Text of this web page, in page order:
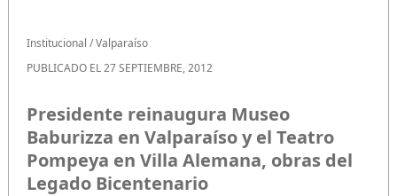
Institucional /Valparaíso
PUBLICADO EL 27 SEPTIEMBRE, 2012
Presidente reinaugura Museo
Baburizza en Valparaíso y el Teatro
Pompeya en Villa Alemana, obras del
Legado Bicentenario